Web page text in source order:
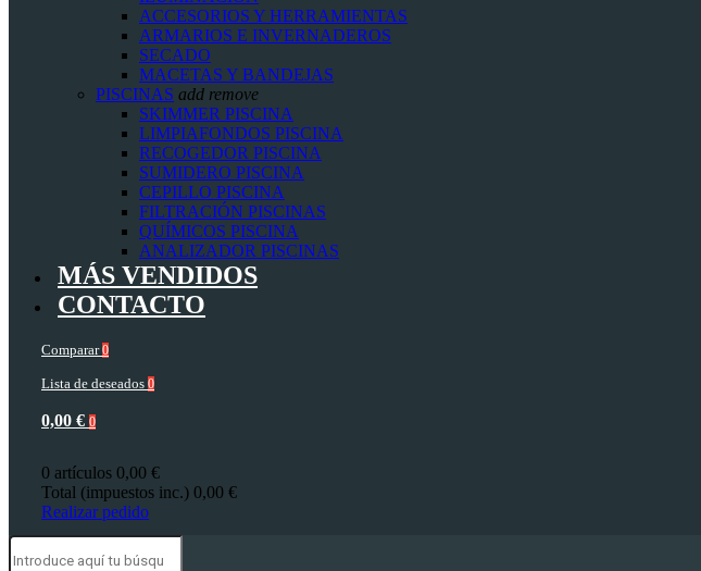
ACCESORIOS Y HERRAMIENTAS
ARMARIOS E INVERNADEROS
SECADO
MACETAS Y BANDEJAS
PISCINAS add remove
SKIMMER PISCINA
LIMPIAFONDOS PISCINA
RECOGEDOR PISCINA
SUMIDERO PISCINA
CEPILLO PISCINA
FILTRACIÓN PISCINAS
QUÍMICOS PISCINA
ANALIZADOR PISCINAS
MÁS VENDIDOS
CONTACTO
Comparar 0
Lista de deseados 0
0,00 € 0
0 artículos 0,00 €
Total (impuestos inc.) 0,00 €
Realizar pedido